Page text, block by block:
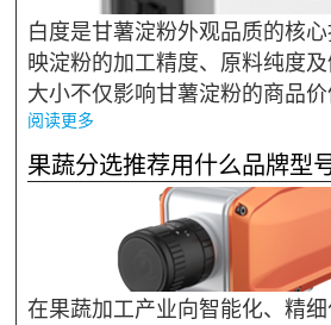
白度是甘薯淀粉外观品质的核
映淀粉的加工精度、原料纯度
大小不仅影响甘薯淀粉的商品
更能间接提示淀粉是否存在加工
受潮变质等品质问题。《GB/T
白度测定》国标明确规定的甘...
阅读更多
果蔬分选推荐用什么品牌型
在果蔬加工产业向智能化、精